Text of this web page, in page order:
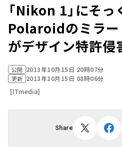
「Nikon 1」にそ
Polaroidのミラー
がデザイン特許侵
公開 2013年10月15日 20時07分
更新 2013年10月15日 08時06分
[ITmedia]
Share